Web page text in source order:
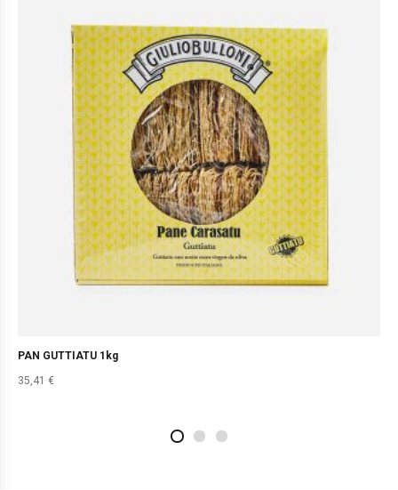
PAN GUTTIATU 1kg
35,41 €